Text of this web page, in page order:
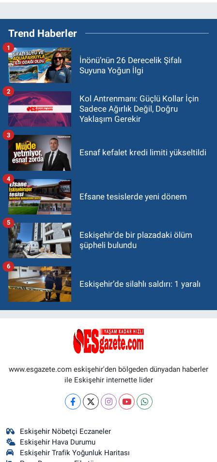
Trend Haberler
İnönü’nün 26 Derecelik Şifalı
Suyuna Yoğun İlgi
1
Kol Antrenmanı: Güçlü Kollar İçin
Sadece Ağırlık Değil, Doğru
Yaklaşım Gerekir
2
Esnaf kefalet kredi limiti yükseltildi
3
Efsane tesislerde yeni dönem
4
Eskişehir'de bir plazadaki ölüm
şüpheli bulundu
5
Eskişehir’de silahlı saldırı: 1 yaralı
6
www.esgazete.com eskişehir'den bölgeden dünyadan haberler
ile Eskişehir internette lider
Eskişehir Nöbetçi Eczaneler
Eskişehir Hava Durumu
Eskişehir Trafik Yoğunluk Haritası